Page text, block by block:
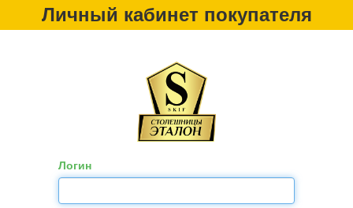
Личный кабинет покупателя
Логин